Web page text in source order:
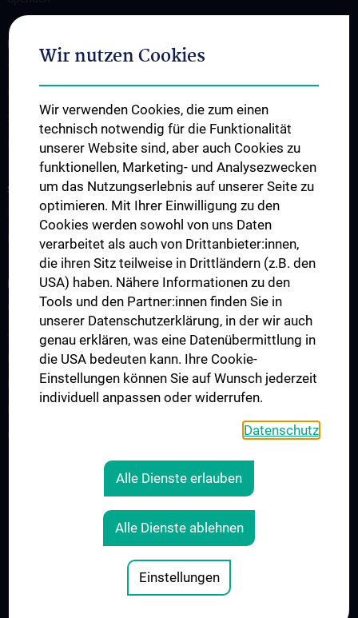
FOR PATIENTS
Stationen der Herzchirurgie
Notfall
STUDIES, TRAINING AND FURTHER EDUCATION
Studium und Lehre
Klinisch-Praktisches Jahr (KPJ)
RESEARCH
Christian Doppler Labor für Mikroinvasive Herzchirurgie
Angewandte Forschung in der Herzchirurgie
Forschungslabor Herzchirurgie B. Messner
Forschungslabor Mechanische Herzunterstützung
CARE Cardiovascular Research and Engineering
COOKIE-EINSTELLUNGEN
© 2026 Medical University Vienna
Wir nutzen Cookies
Wir verwenden Cookies, die zum einen
technisch notwendig für die Funktionalität
unserer Website sind, aber auch Cookies zu
funktionellen, Marketing- und Analysezwecken
um das Nutzungserlebnis auf unserer Seite zu
optimieren. Mit Ihrer Einwilligung zu den
Cookies werden sowohl von uns Daten
verarbeitet als auch von Drittanbieter:innen,
die ihren Sitz teilweise in Drittländern (z.B. den
USA) haben. Nähere Informationen zu den
Tools und den Partner:innen finden Sie in
unserer Datenschutzerklärung, in der wir auch
genau erklären, was eine Datenübermittlung in
die USA bedeuten kann. Ihre Cookie-
Einstellungen können Sie auf Wunsch jederzeit
individuell anpassen oder widerrufen.
Datenschutz
Alle Dienste erlauben
Alle Dienste ablehnen
Einstellungen